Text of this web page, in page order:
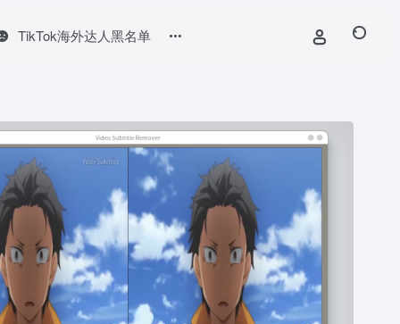
TikTok海外达人黑名单